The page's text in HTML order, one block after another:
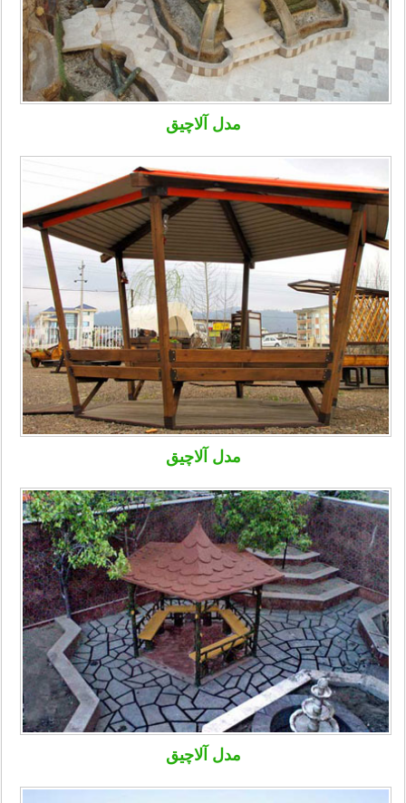
مدل آلاچیق
مدل آلاچیق
مدل آلاچیق